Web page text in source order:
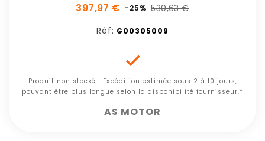
397,97 € -25% 530,63 €
Réf: G00305009

Produit non stocké | Expédition estimée sous 2 à 10 jours,
pouvant être plus longue selon la disponibilité fournisseur.*
AS MOTOR